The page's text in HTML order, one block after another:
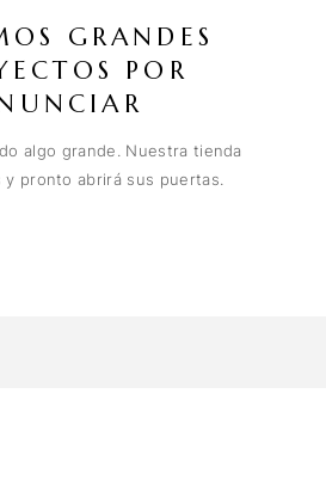
GRANDES
POR
algo grande. Nuestra tienda
pronto abrirá sus puertas.